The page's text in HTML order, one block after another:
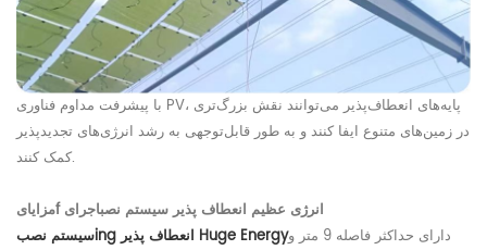
با پیشرفت مداوم فناوری PV، پایه‌های انعطاف‌پذیر می‌توانند نقش بزرگ‌تری
در زمین‌های متنوع ایفا کنند و به طور قابل‌توجهی به رشد انرژی‌های تجدیدپذیر
کمک کنند.
مزایای f انرژی عظیم انعطاف پذیرسیستم نصباجرای
سیستم نصبing انعطاف پذیر Huge Energyدارای حداکثر فاصله 9 متر و